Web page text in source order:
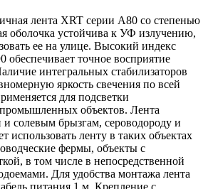
лента XRT серии A80 со степенью
оболочка устойчива к УФ излучению,
ее на улице. Высокий индекс
обеспечивает точное восприятие
интегральных стабилизаторов
яркость свечения по всей
для подсветки
объектов. Лента
и солевым брызгам, сероводороду и
использовать ленту в таких объектах
фермы, объекты с
в том числе в непосредственной
Для удобства монтажа лента
питания 1 м. Крепление с